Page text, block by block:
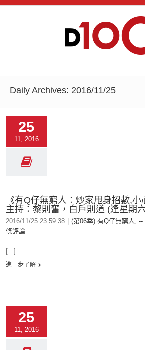
Daily Archives: 2016/11/25
25
11, 2016
《有Q仔無窮人︰炒家甩身招數,
主持：黎則奮，白戶則道 (逢星期
2016/11/25 23:59:38 (第06季) 有Q仔無窮人, --
條評論
[...]
進一步了解
25
11, 2016